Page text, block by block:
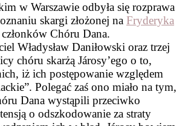
w Warszawie odbyła się rozprawa
skargi złożonej na Fryderyka
Chóru Dana.
Władysław Daniłowski oraz trzej
chóru skarżą Járosy’ego o to,
iż ich postępowanie względem
Polegać zaś ono miało na tym,
Dana wystąpili przeciwko
o odszkodowanie za straty